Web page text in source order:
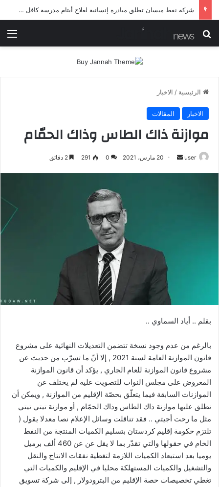
شرطة ميسان تلقي القبض على مطلقي العيارات النارية أثناء تشييع جنائزي في العمارة
بحث عن
الرئيسية / الاخبار
الاخبار المقالات
موازنة ذاك الطاس وذاك الحمّام
user
أرسل 20 مارس، 2021 0
291
بقلم .. أياد السماوي ..
بالرغم من عدم وجود نسخة تتضمن التعديلات النهائية على مشروع
قانون الموازنة العامة لسنة 2021 , إلا أنّ ما تسرّب من حديث عن
مشروع قانون الموازنة للعام الجاري , يؤكد أن قانون الموازنة
المعروض على مجلس النواب للتصويت عليه لم يختلف عن
الموازنات السابقة فيما يتعلّق بحصّة الإقليم من الموازنة , ويمكن أن
نطلق عليها موازنة ذاك الطاس وذاك الحمّام , أو موازنة تيتي تيتي
مثل ما رحت أجيتي .. فقد تناقلت وسائل الإعلام نصا معدلا يقول (
تلتزم حكومة إقليم كردستان بتسليم الكميات المنتجة من النفط
الخام في حقولها والتي تقدّر بما لا يقل عن عن 460 ألف برميل
يوميا بعد استبعاد الكميات اللازمة لتغطية نفقات الانتاج والنقل
والتشغيل والكميات المستهلكة محليا في الإقليم والكميات التي
تغطي تخصيصات حصة الإقليم من البترودولار , إلى شركة تسويق